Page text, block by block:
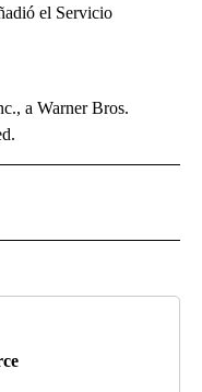
el Servicio
a Warner Bros.
NOTIFICATIONS ABOUT